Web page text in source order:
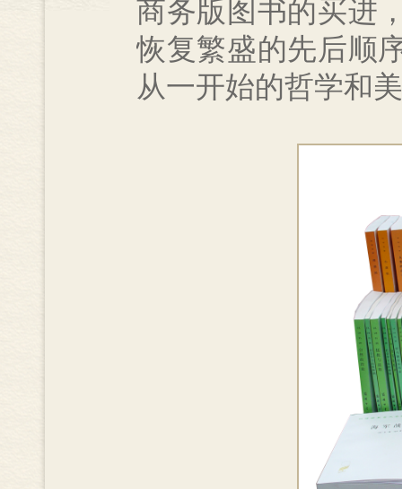
商务版图书的买进
恢复繁盛的先后顺
从一开始的哲学和